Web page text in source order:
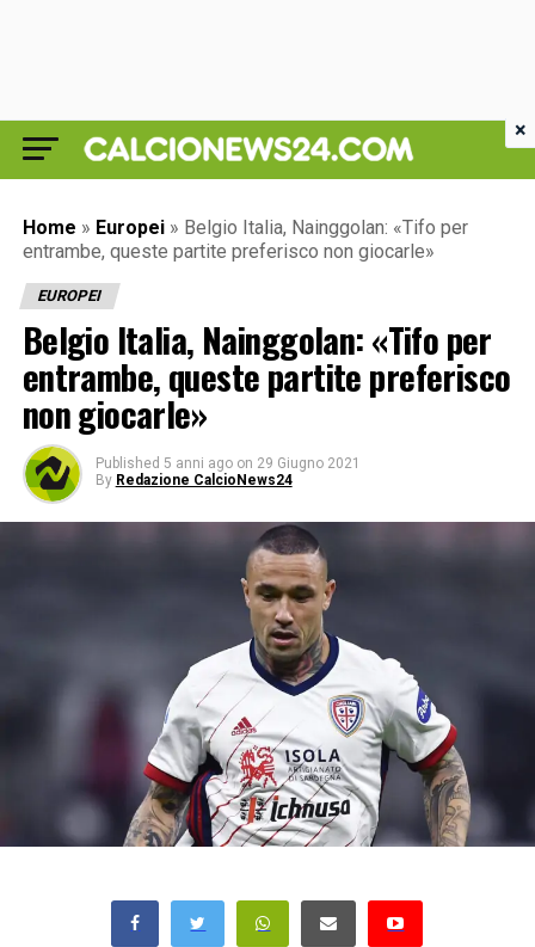
Home » Europei » Belgio Italia, Nainggolan: «Tifo per
entrambe, queste partite preferisco non giocarle»
EUROPEI
Belgio Italia, Nainggolan: «Tifo per
entrambe, queste partite preferisco
non giocarle»
Published 5 anni ago on 29 Giugno 2021
By Redazione CalcioNews24
×